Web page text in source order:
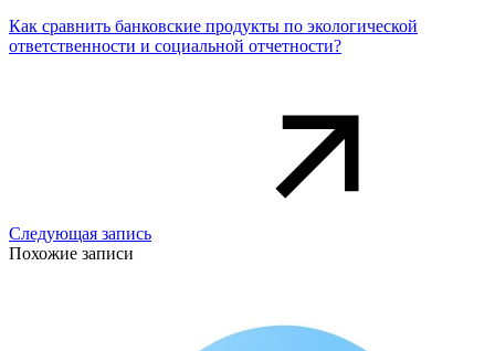
Как сравнить банковские продукты по экологической
ответственности и социальной отчетности?
Следующая запись
Похожие записи